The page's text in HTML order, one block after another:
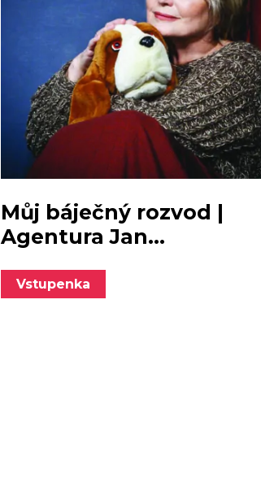
Můj báječný rozvod |
Agentura Jan...
Vstupenka